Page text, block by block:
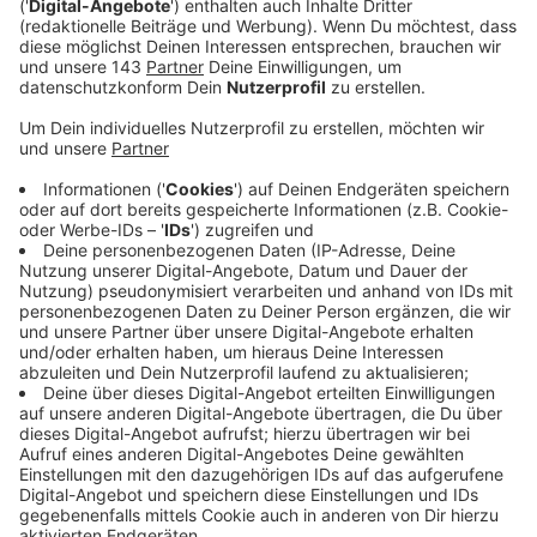
Intelligenz Atze Schröder.
Veröffentlicht:Mittwoch, 24.01.2024 00:15
Anzeige
Comedy
Atze Schröders Kaltstart 24: "Computer"